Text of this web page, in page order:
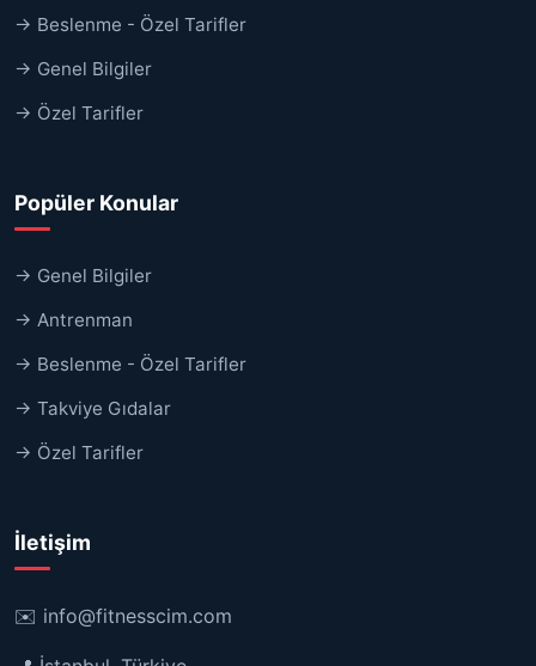
→ Beslenme - Özel Tarifler
→ Genel Bilgiler
→ Özel Tarifler
Popüler Konular
→ Genel Bilgiler
→ Antrenman
→ Beslenme - Özel Tarifler
→ Takviye Gıdalar
→ Özel Tarifler
İletişim
✉️ info@fitnesscim.com